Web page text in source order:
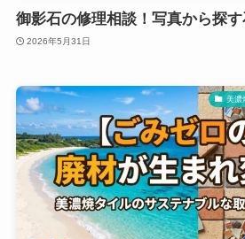
御影石の修理相談！写真から探
2026年5月31日
美濃